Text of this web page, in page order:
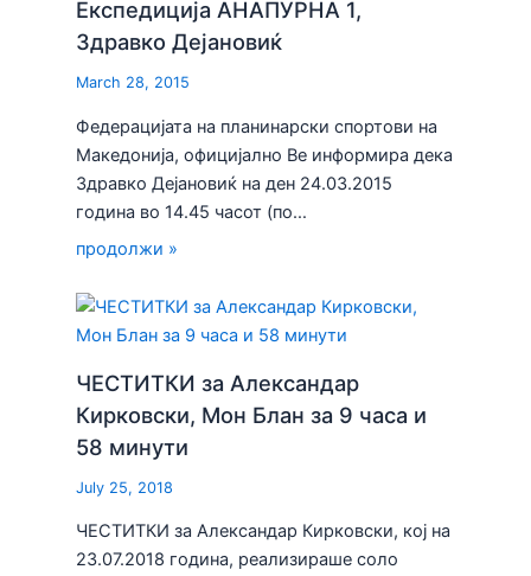
Експедиција АНАПУРНА 1,
Здравко Дејановиќ
March 28, 2015
Федерацијата на планинарски спортови на
Македонија, официјално Ве информира дека
Здравко Дејановиќ на ден 24.03.2015
година во 14.45 часот (по…
продолжи »
ЧЕСТИТКИ за Александар
Кирковски, Мон Блан за 9 часа и
58 минути
July 25, 2018
ЧЕСТИТКИ за Александар Кирковски, кој на
23.07.2018 година, реализираше соло